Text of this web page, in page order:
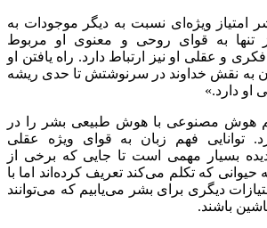
امتیاز ویژه‌ای نسبت به دیگر موجودات به
تنها به قوای روحی و معنوی او مربوط
و عقلی او نیز ارتباط دارد. راه یافتن او
به نقش خداوند در سرنوشتش تا حدی ریشه
او دارد.»
هوش مصنوعی با هوش طبیعی بشر را در
توانایی فهم زبان به قوای ویژه عقلی
بسیار مهمی است تا جایی که برخی از
حیوانی که تکلم می‌کند تعریف کرده‌اند اما با
دیگری برای بشر می‌یابیم که می‌توانند
باشند.